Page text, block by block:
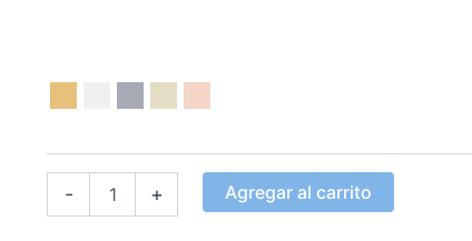
-
Macetero
Vaso
cantidad
+ Agregar al carrito